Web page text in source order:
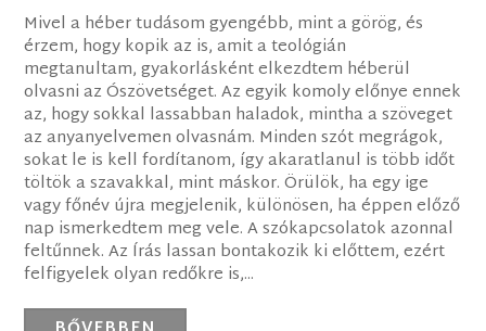
Mivel a héber tudásom gyengébb, mint a görög, és
érzem, hogy kopik az is, amit a teológián
megtanultam, gyakorlásként elkezdtem héberül
olvasni az Ószövetséget. Az egyik komoly előnye ennek
az, hogy sokkal lassabban haladok, mintha a szöveget
az anyanyelvemen olvasnám. Minden szót megrágok,
sokat le is kell fordítanom, így akaratlanul is több időt
töltök a szavakkal, mint máskor. Örülök, ha egy ige
vagy főnév újra megjelenik, különösen, ha éppen előző
nap ismerkedtem meg vele. A szókapcsolatok azonnal
feltűnnek. Az Írás lassan bontakozik ki előttem, ezért
felfigyelek olyan redőkre is,...